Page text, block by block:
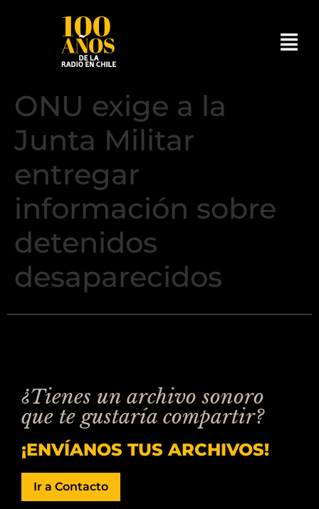
ONU exige a la
Junta Militar
entregar
información sobre
detenidos
desaparecidos
¿Tienes un archivo sonoro
que te gustaría compartir?
¡ENVÍANOS TUS ARCHIVOS!
Ir a Contacto